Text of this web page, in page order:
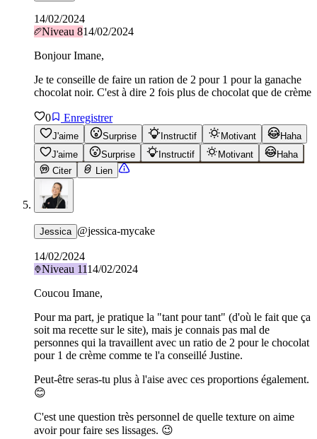
14/02/2024
Niveau 814/02/2024
Bonjour Imane,
Je te conseille de faire un ration de 2 pour 1 pour la ganache
chocolat noir. C'est à dire 2 fois plus de chocolat que de crème
0 Enregistrer
J'aime Surprise Instructif Motivant
Haha
J'aime
Surprise Instructif Motivant
Haha
Citer
Lien
Jessica @jessica-mycake
14/02/2024
Niveau 1114/02/2024
Coucou Imane,
Pour ma part, je pratique la "tant pour tant" (d'où le fait que ça
soit ma recette sur le site), mais je connais pas mal de
personnes qui la travaillent avec un ratio de 2 pour le chocolat
pour 1 de crème comme te l'a conseillé Justine.
Peut-être seras-tu plus à l'aise avec ces proportions également.
😊
C'est une question très personnel de quelle texture on aime
avoir pour faire ses lissages. 😉